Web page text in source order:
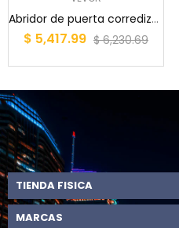
Abridor de puerta corrediza VEVOR, AC1400 3100L...
$ 5,417.99 $ 6,230.69
TIENDA FISICA
MARCAS